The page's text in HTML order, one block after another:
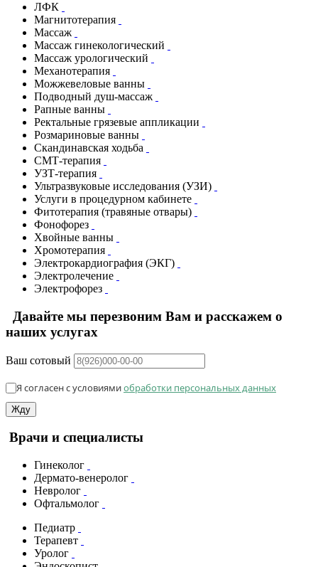
ЛФК
Магнитотерапия
Массаж
Массаж гинекологический
Массаж урологический
Механотерапия
Можжевеловые ванны
Подводный душ-массаж
Рапные ванны
Ректальные грязевые аппликации
Розмариновые ванны
Скандинавская ходьба
СМТ-терапия
УЗТ-терапия
Ультразвуковые исследования (УЗИ)
Услуги в процедурном кабинете
Фитотерапия (травяные отвары)
Фонофорез
Хвойные ванны
Хромотерапия
Электрокардиография (ЭКГ)
Электролечение
Электрофорез
Давайте мы перезвоним Вам и расскажем о
наших услугах
Ваш сотовый
Я согласен с условиямиобработки персональных данных
Жду
Врачи и специалисты
Гинеколог
Дермато-венеролог
Невролог
Офтальмолог
Педиатр
Терапевт
Уролог